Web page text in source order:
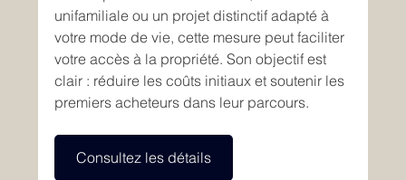
unifamiliale ou un projet distinctif adapté à
votre mode de vie, cette mesure peut faciliter
votre accès à la propriété. Son objectif est
clair : réduire les coûts initiaux et soutenir les
premiers acheteurs dans leur parcours.
Consultez les détails